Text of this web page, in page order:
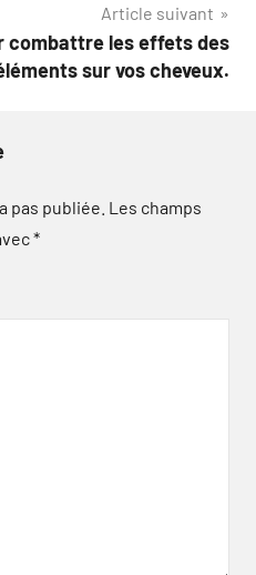
Article suivant
combattre les effets des
sur vos cheveux.
pas publiée. Les champs
*